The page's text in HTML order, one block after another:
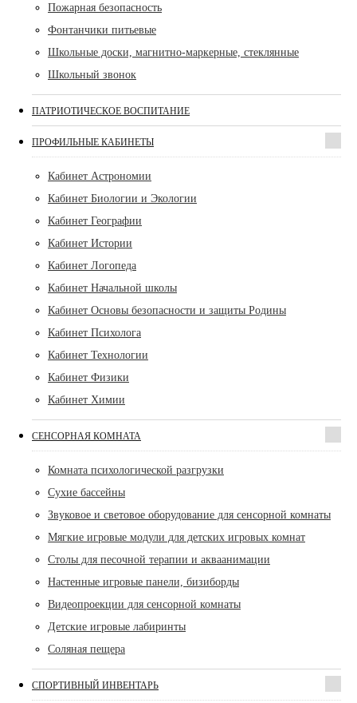
Пожарная безопасность
Фонтанчики питьевые
Школьные доски, магнитно-маркерные, стеклянные
Школьный звонок
ПАТРИОТИЧЕСКОЕ ВОСПИТАНИЕ
ПРОФИЛЬНЫЕ КАБИНЕТЫ
Кабинет Астрономии
Кабинет Биологии и Экологии
Кабинет Географии
Кабинет Истории
Кабинет Логопеда
Кабинет Начальной школы
Кабинет Основы безопасности и защиты Родины
Кабинет Психолога
Кабинет Технологии
Кабинет Физики
Кабинет Химии
СЕНСОРНАЯ КОМНАТА
Комната психологической разгрузки
Сухие бассейны
Звуковое и световое оборудование для сенсорной комнаты
Мягкие игровые модули для детских игровых комнат
Столы для песочной терапии и акваанимации
Настенные игровые панели, бизиборды
Видеопроекции для сенсорной комнаты
Детские игровые лабиринты
Соляная пещера
СПОРТИВНЫЙ ИНВЕНТАРЬ